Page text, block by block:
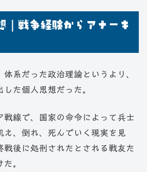
｜戦争経験からアナーキ
系だった政治理論というより、
た個人思想だった。
戦線で、国家の命令によって兵士
え、倒れ、死んでいく現実を見
戦後に処刑されたとされる戦友た
。